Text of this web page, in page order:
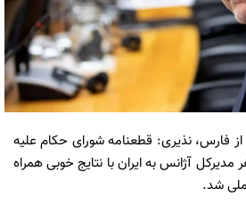
از فارس،نذیری: قطعنامه شورای حکام علیه
آژانس به ایران با نتایج خوبی همراه
شد.